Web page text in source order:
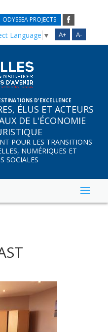
ODYSSEA PROJECTS
A+ A-
Language ▼
D'EXCELLENCE
ÉLUS ET ACTEURS
DE L'ÉCONOMIE
POUR LES TRANSITIONS
NUMÉRIQUES ET
SOCIALES